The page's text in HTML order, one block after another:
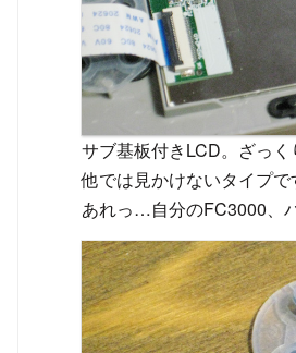
サブ基板付きLCD。ざっ
他では見かけないタイプで
あれっ…自分のFC3000、